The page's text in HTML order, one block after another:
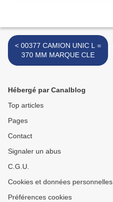
< 00377 CAMION UNIC L =
370 MM MARQUE CLE
Hébergé par Canalblog
Top articles
Pages
Contact
Signaler un abus
C.G.U.
Cookies et données personnelles
Préférences cookies